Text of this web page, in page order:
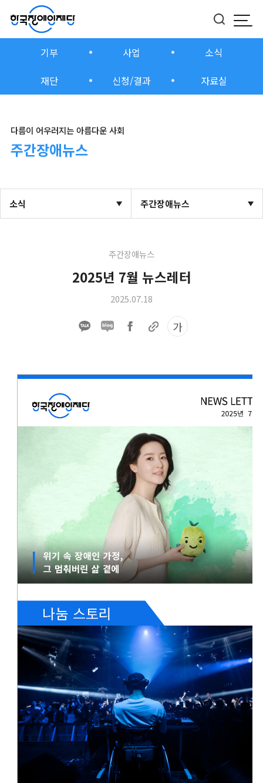
모
버튼
기부 사업
소식
재단
신청/결과 자료실
다름이 어우러지는 아름다운 사회
주간장애뉴스
소식 주간장애뉴스
주간장애뉴스
2025년 7월 뉴스레터
2025.07.18
가